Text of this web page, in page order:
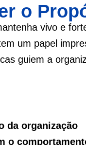
o
vivo e
um papel
guiem a
da organização
o